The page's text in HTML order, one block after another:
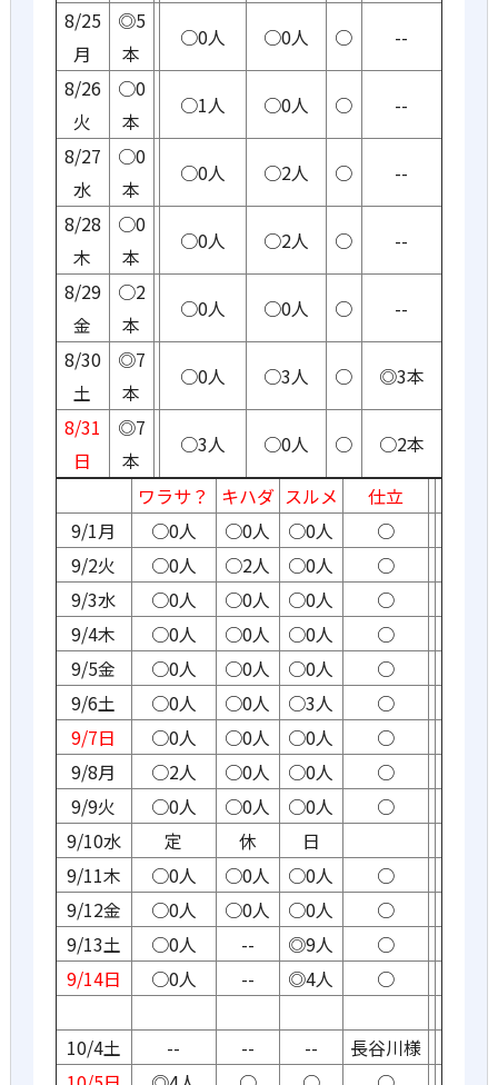
8/25
月
◎5
本
○0人 ○0人 ○
--
8/26
火
○0
本
○1人 ○0人 ○
--
8/27
水
○0
本
○0人 ○2人 ○
--
8/28
木
○0
本
○0人 ○2人 ○
--
8/29
金
○2
本
○0人 ○0人 ○
--
8/30
土
◎7
本
○0人 ○3人 ○
◎3本
8/31
日
◎7
本
○3人 ○0人 ○
○2本
ワラサ？
キハダ スルメ
仕立
9/1月
○0人 ○0人 ○0人
○
9/2火
○0人 ○2人 ○0人
○
9/3水
○0人 ○0人 ○0人
○
9/4木
○0人 ○0人 ○0人
○
9/5金
○0人 ○0人 ○0人
○
9/6土
○0人 ○0人 ○3人
○
9/7日
○0人 ○0人 ○0人
○
9/8月
○2人 ○0人 ○0人
○
9/9火
○0人 ○0人 ○0人
○
9/10水
定 休
日
9/11木
○0人 ○0人 ○0人
○
9/12金
○0人 ○0人 ○0人
○
9/13土
○0人 -- ◎9人
○
9/14日
○0人 -- ◎4人 ○
10/4土 -- -- --
長谷川様